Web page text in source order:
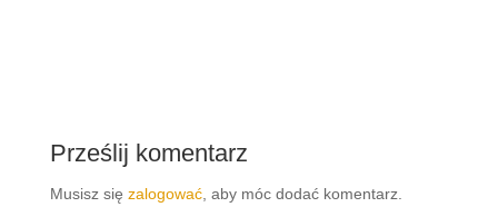
Prześlij komentarz
Musisz się zalogować, aby móc dodać komentarz.